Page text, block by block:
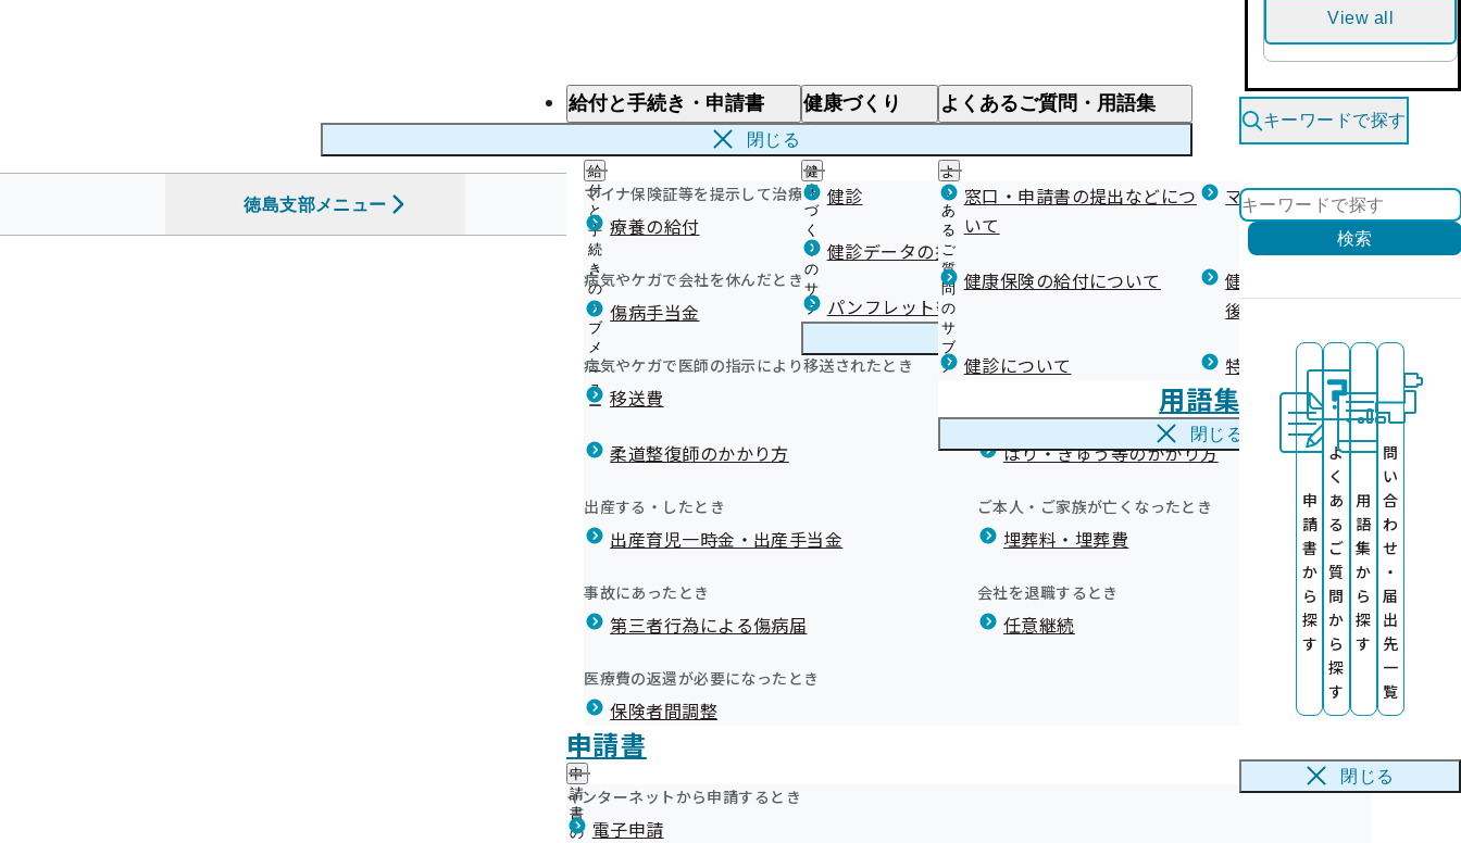
View all
給付と手続き・申請書
給付と手続き
給
付
と
手
続
き
の
サ
ブ
メ
ニ
ュ
ー
マイナ保険証等を提示して治療を受けるとき
療養の給付
医療費が高額になりそう・なったとき
限度額適用認定・高額療養費・高額介護合算
病気やケガで会社を休んだとき
傷病手当金
医療費の全額を負担したとき
病気やケガで医師の指示により移送されたとき
移送費
海外で急な病気にかかり治療を受けたとき
柔道整復師のかかり方 はり・きゅう等のかかり方
出産する・したとき
出産育児一時金・出産手当金
ご本人・ご家族が亡くなったとき
埋葬料・埋葬費
事故にあったとき
第三者行為による傷病届
会社を退職するとき
任意継続
医療費の返還が必要になったとき
保険者間調整
申請書
申
請
書
の
インターネットから申請するとき
電子申請
健康づくり
健
康
づ
く
り
の
サ
ブ
メ
ュ
健診 健診を受けた後の健康づくり
健診データの提供について 健康宣言（コラボヘルス）
パンフレット等（広報） 健康づくりコラム
よくあるご質問・用語集
よ
く
あ
る
ご
質
問
の
サ
ブ
メ
窓口・申請書の提出などにつ
いて
マイナ保険証等関連について
健康保険の給付について
健康保険任意継続制度（退職
後の健康保険）について
健診について 特定保健指導について
用語集
閉じる
閉じる
キーワードで探す
検索
申
請
書
か
ら
探
す
よ
く
あ
る
ご
質
問
か
ら
探
す
用
語
集
か
ら
探
す
問
い
合
わ
せ
・
届
出
先
一
覧
閉じる
徳島支部メニュー
を開く
徳島支部
徳島支部からのお知らせ
徳島支部の健診・保健指導のご案内
徳
の
本人様へ 生活習慣病予防健診のご案内
本人様へ 特定保健指導のご案内
事業所様へ 定期健康診断結果の提供にご協力ください
健診機関様へ 生活習慣病予防健診実施機関を募集しています
オンライン資格確認等システムによる特定健康診査情報の提供について
康
健康保険委員（健康サポーター）のご案内
令和6年度 健康保険委員功労者を表彰しました！
健康づくり
イベント・セミナーのご案内
データヘルス計画
事業所・加入者様の健康サポート
徳島県歯科医師会提供！！歯科健康コラム
納入告知書同封チラシ
広報
メールマガジン
統計情報
徳島支部の統計情報（本年度分）
徳島支部の統計情報（前年度以前分）
徳島支部について
所在地・連絡先
調達情報
採用情報
個人情報保護
地方自治体及び関係団体との連携協定
情報公開
評議会
事務処理誤り
リンク集
特定健診実施機関一覧（ご家族さま）
1件から20件目を表示しています
〇＝対応可 ×＝対応不可
マイナ保険証利用可否 特定健診の自己負担額